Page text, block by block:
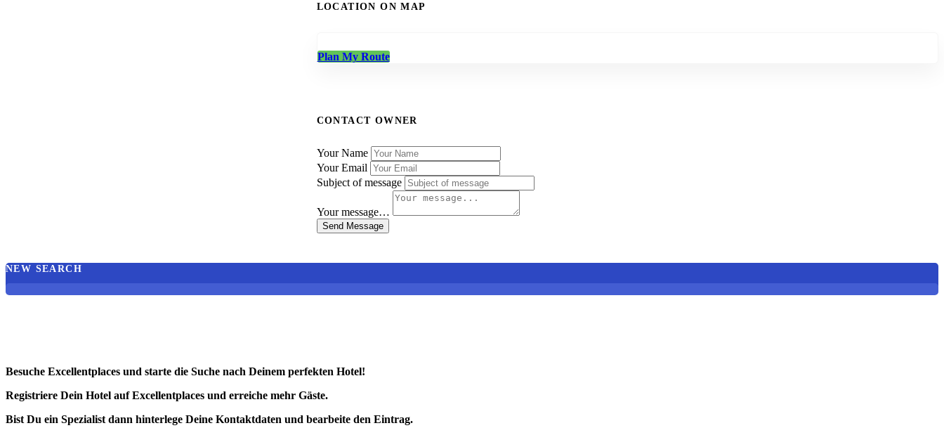
LOCATION ON MAP
Plan My Route
CONTACT OWNER
Your Name
Your Email
Subject of message
Your message…
Send Message
NEW SEARCH
Besuche Excellentplaces und starte die Suche nach Deinem perfekten Hotel!
Registriere Dein Hotel auf Excellentplaces und erreiche mehr Gäste.
Bist Du ein Spezialist dann hinterlege Deine Kontaktdaten und bearbeite den Eintrag.